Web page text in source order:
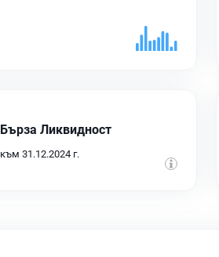
Бърза Ликвидност
към 31.12.2024 г.